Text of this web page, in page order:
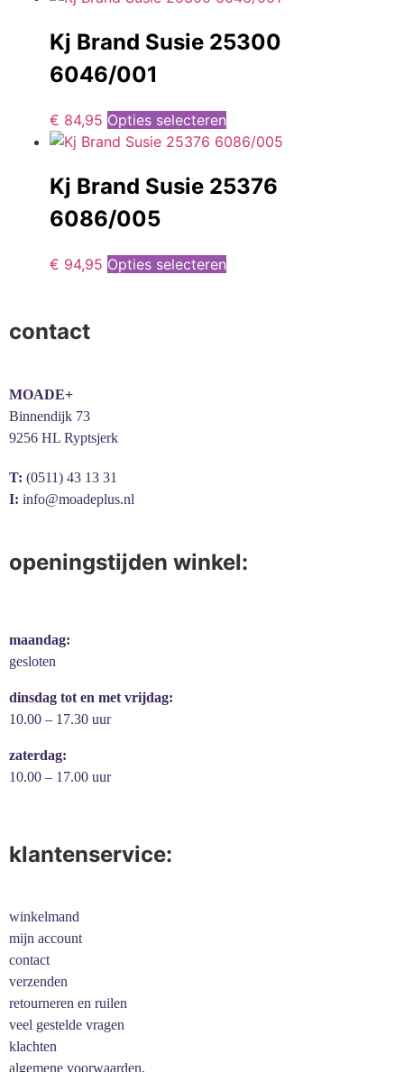
Kj Brand Susie 25300
6046/001
€ 84,95 Opties selecteren
Kj Brand Susie 25376
6086/005
€ 94,95 Opties selecteren
contact
MOADE+
Binnendijk 73
9256 HL Ryptsjerk
T: (0511) 43 13 31
I: info@moadeplus.nl
openingstijden winkel:
maandag:
gesloten
dinsdag tot en met vrijdag:
10.00 – 17.30 uur
zaterdag:
10.00 – 17.00 uur
klantenservice:
winkelmand
mijn account
contact
verzenden
retourneren en ruilen
veel gestelde vragen
klachten
algemene voorwaarden.